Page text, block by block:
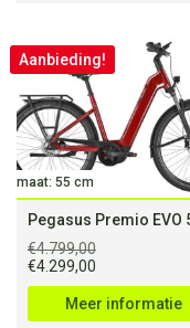
maat: 55 cm
Aanbieding!
€4.799,00
Oorspronkelijke
prijs
€4.799,00.
€4.299,00
prijs
is:
€4.299,00.
Meer informatie